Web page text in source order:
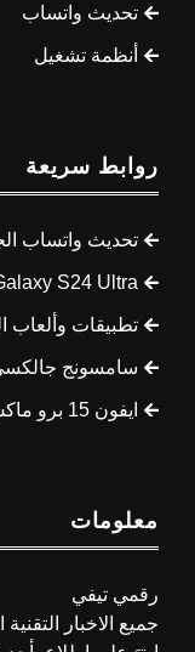
تحديث واتساب
أنظمة تشغيل
روابط سريعة
تحديث واتساب
S24 Ultra
تطبيقات وألعاب
سامسونج جالكسي
ايفون 15 برو ماكس
معلومات
رقمي تيفي
جميع الاخبار